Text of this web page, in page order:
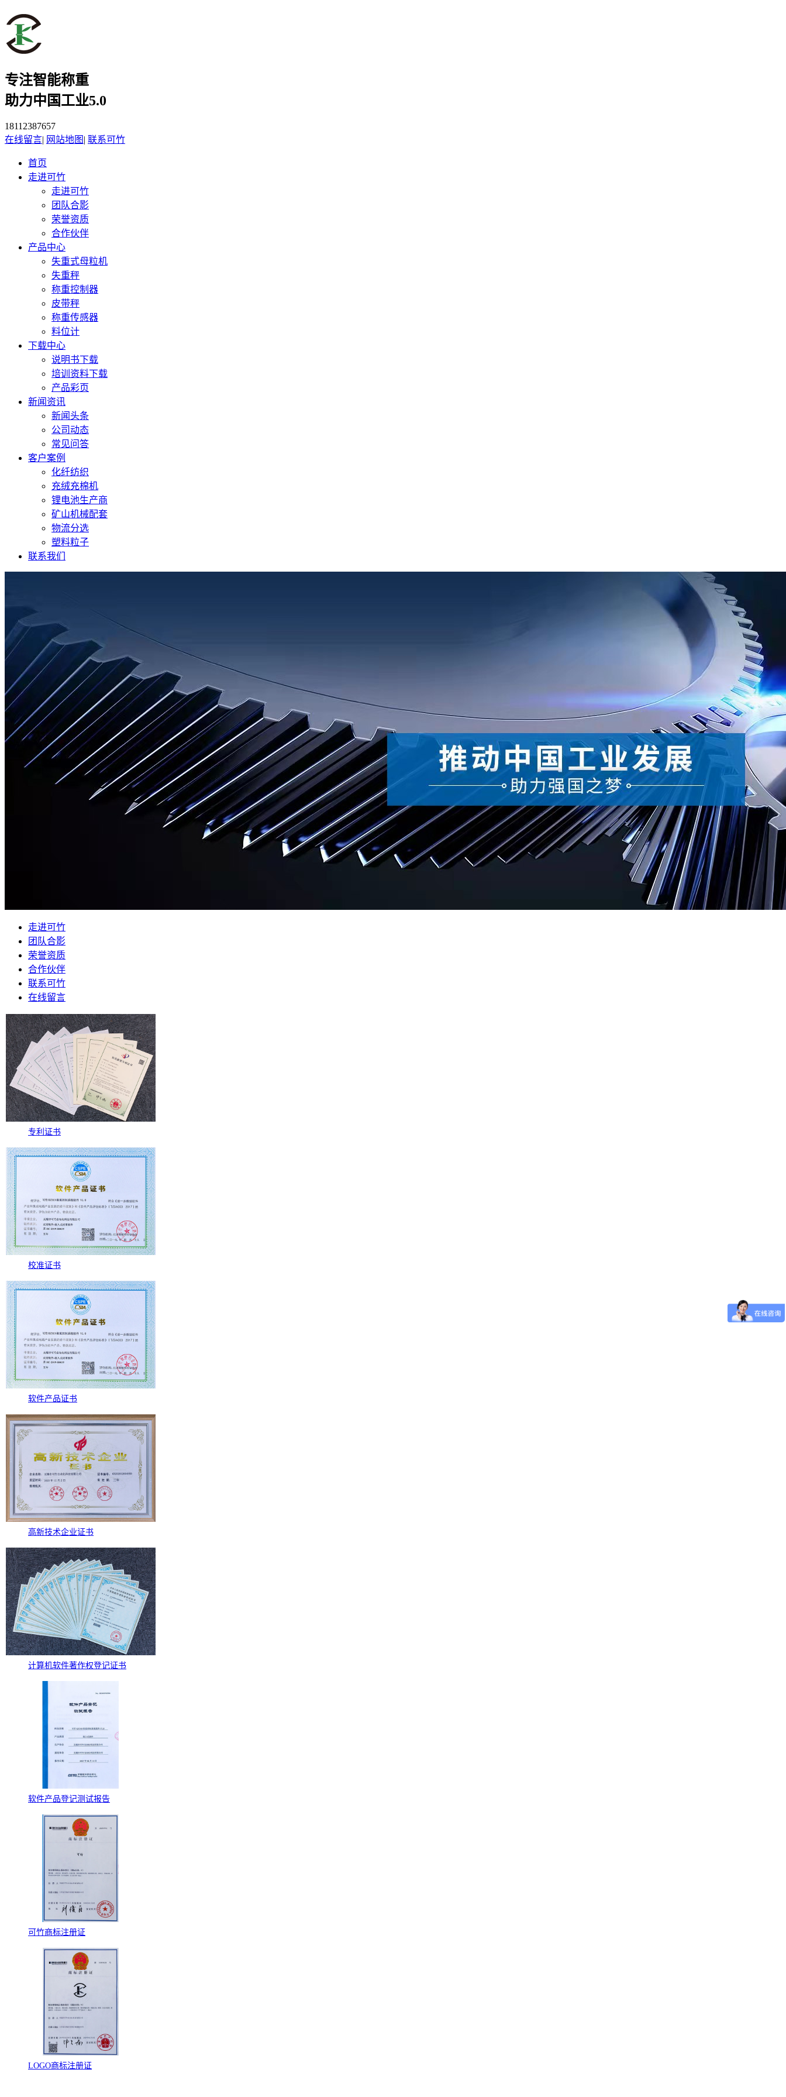
专注智能称重
助力中国工业5.0
18112387657
在线留言| 网站地图 | 联系可竹
首页
走进可竹
走进可竹
团队合影
荣誉资质
合作伙伴
产品中心
失重式母粒机
失重秤
称重控制器
皮带秤
称重传感器
料位计
下载中心
说明书下载
培训资料下载
产品彩页
新闻资讯
新闻头条
公司动态
常见问答
客户案例
化纤纺织
充绒充棉机
锂电池生产商
矿山机械配套
物流分选
塑料粒子
联系我们
走进可竹
团队合影
荣誉资质
合作伙伴
联系可竹
在线留言
专利证书
校准证书
软件产品证书
高新技术企业证书
计算机软件著作权登记证书
软件产品登记测试报告
可竹商标注册证
LOGO商标注册证